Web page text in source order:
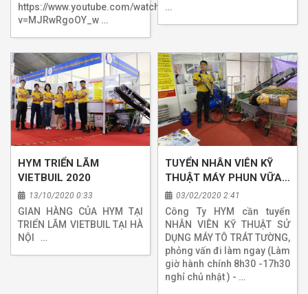
https://www.youtube.com/watch?
v=MJRwRgoOY_w …
…
HYM TRIỂN LÃM
VIETBUIL 2020
13/10/2020 0:33
GIAN HÀNG CỦA HYM TẠI
TRIỂN LÃM VIETBUIL TẠI HÀ
NỘI …
TUYỂN NHÂN VIÊN KỸ
THUẬT MÁY PHUN VỮA
TRÁT TƯỜNG
03/02/2020 2:41
Công Ty HYM cần tuyển
NHÂN VIÊN KỸ THUẬT SỬ
DỤNG MÁY TÔ TRÁT TƯỜNG,
phỏng vấn đi làm ngay (Làm
giờ hành chính 8h30 -17h30
nghỉ chủ nhật ) - …